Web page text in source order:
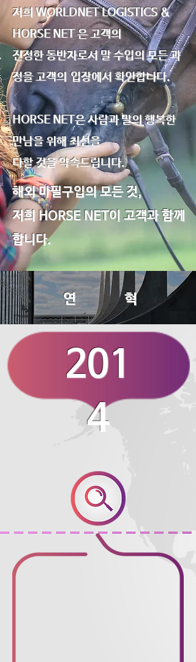
저희 WORLDNET LOGISTICS &
HORSE NET 은 고객의
진정한 동반자로서 말 수입의 모든 과
정을 고객의 입장에서 확인합니다.
HORSE NET은 사람과 말의 행복한
만남을 위해 최선을
다할 것을 약속드립니다.
해외 마필구입의 모든 것,
저희 HORSE NET이 고객과 함께
합니다.
연 혁
201
4